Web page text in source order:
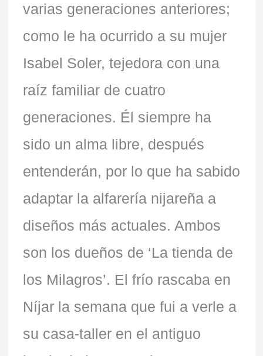
varias generaciones anteriores;
como le ha ocurrido a su mujer
Isabel Soler, tejedora con una
raíz familiar de cuatro
generaciones. Él siempre ha
sido un alma libre, después
entenderán, por lo que ha sabido
adaptar la alfarería nijareña a
diseños más actuales. Ambos
son los dueños de ‘La tienda de
los Milagros’. El frío rascaba en
Níjar la semana que fui a verle a
su casa-taller en el antiguo